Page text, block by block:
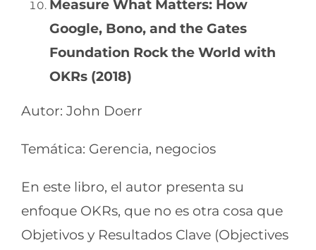
Measure What Matters: How
Google, Bono, and the Gates
Foundation Rock the World with
OKRs (2018)
Autor: John Doerr
Temática: Gerencia, negocios
En este libro, el autor presenta su
enfoque OKRs, que no es otra cosa que
Objetivos y Resultados Clave (Objectives